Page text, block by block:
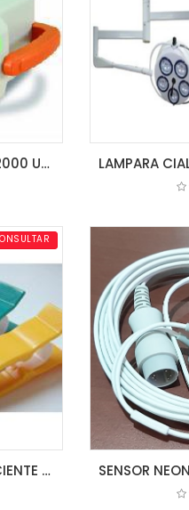
OXIMETRO DE PULSO VS2000 UTECH
CAJA DE 4 TENAZAS PACIENTE ECG